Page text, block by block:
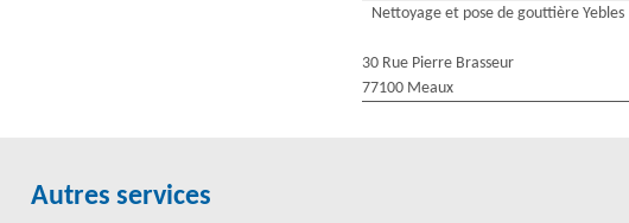
Nettoyage et pose de gouttière Yebles
30 Rue Pierre Brasseur
77100 Meaux
Autres services